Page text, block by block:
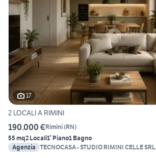
17
2 LOCALI A RIMINI
190.000 €Rimini(RN)
55 mq2 Locali1° Piano1 Bagno
Agenzia TECNOCASA - STUDIO RIMINI CELLE SRL